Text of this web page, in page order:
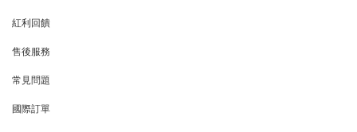
紅利回饋
售後服務
常見問題
國際訂單